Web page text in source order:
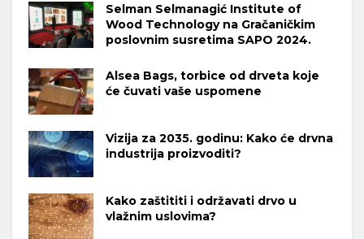
Selman Selmanagić Institute of
Wood Technology na Gračaničkim
poslovnim susretima SAPO 2024.
Alsea Bags, torbice od drveta koje
će čuvati vaše uspomene
Vizija za 2035. godinu: Kako će drvna
industrija proizvoditi?
Kako zaštititi i održavati drvo u
vlažnim uslovima?